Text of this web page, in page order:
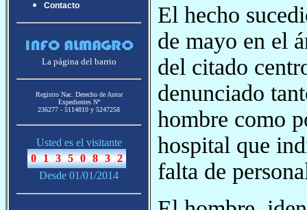
Contacto
La página del barrio
Registro Nac. Derecho de Autor
Expedientes Nª
236277 - 5114810 y 5247258
Usted es el visitante
Desde 01/01/2014
El hecho
de mayo en el
del citado
denunciado
hombre como
hospital que
falta de